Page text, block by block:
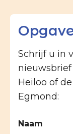
Schrijf u in
Heiloo of
Egmond:
Naam